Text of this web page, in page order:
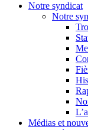
Notre syndicat
Notre
Médias et